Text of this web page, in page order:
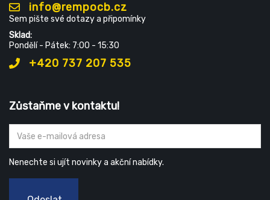
info@rempocb.cz
Sem pište své dotazy a připomínky
Sklad:
Pondělí - Pátek: 7:00 - 15:30
+420 737 207 535
Zůstaňme v kontaktu!
Nenechte si ujít novinky a akční nabídky.